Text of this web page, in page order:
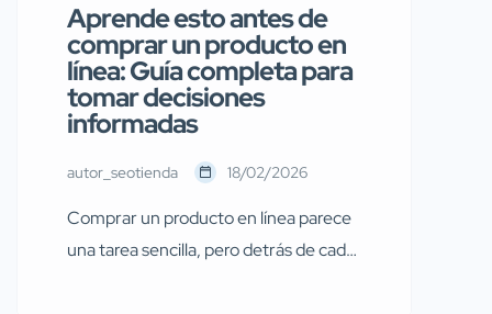
Aprende esto antes de
comprar un producto en
línea: Guía completa para
tomar decisiones
informadas
autor_seotienda 18/02/2026
Comprar un producto en línea parece
una tarea sencilla, pero detrás de cada